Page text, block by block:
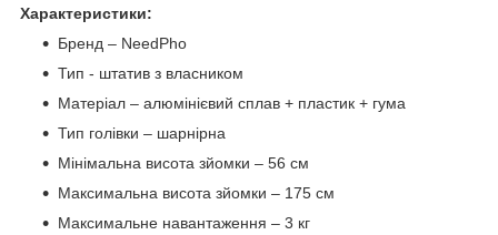
Характеристики:
Бренд – NeedPho
Тип - штатив з власником
Матеріал – алюмінієвий сплав + пластик + гума
Тип голівки – шарнірна
Мінімальна висота зйомки – 56 см
Максимальна висота зйомки – 175 см
Максимальне навантаження – 3 кг